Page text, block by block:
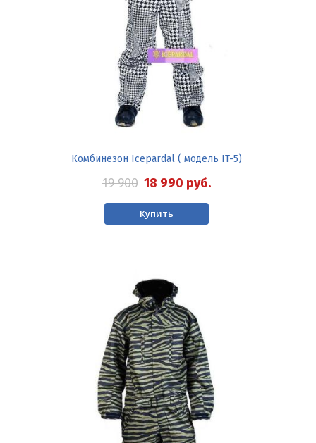
Комбинезон Icepardal ( модель IT-5)
19 900 18 990 руб.
Купить